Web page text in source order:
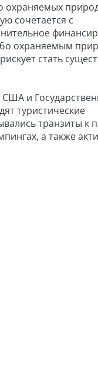
охраняемых
сочетается с
охраняемым
стать
и
туристические
транзиты к
а также